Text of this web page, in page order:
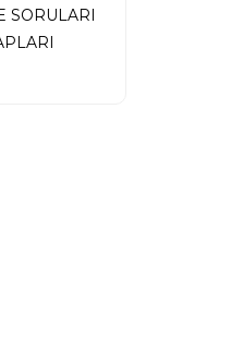
SORULARI